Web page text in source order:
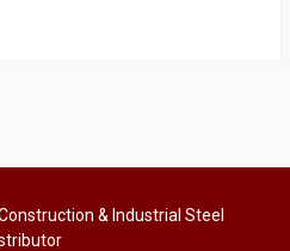
& Industrial Steel